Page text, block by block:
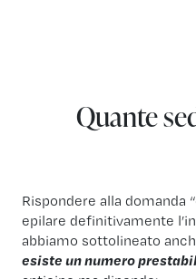
Quante
Rispondere alla domanda
epilare definitivamente
abbiamo sottolineato
esiste un numero